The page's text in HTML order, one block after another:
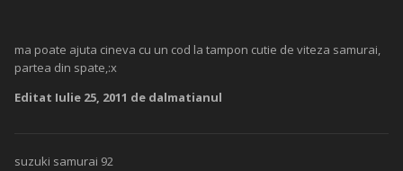
ma poate ajuta cineva cu un cod la tampon cutie de viteza samurai,
partea din spate,:x
Editat Iulie 25, 2011 de dalmatianul
suzuki samurai 92